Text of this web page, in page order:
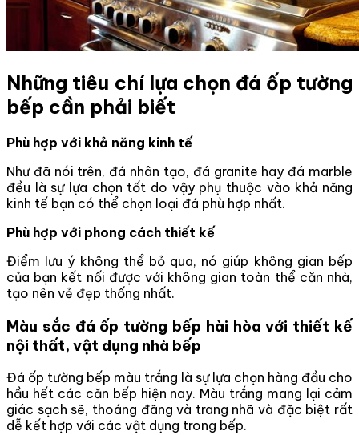
Những tiêu chí lựa chọn đá ốp tường
bếp cần phải biết
Phù hợp với khả năng kinh tế
Như đã nói trên, đá nhân tạo, đá granite hay đá marble
đều là sự lựa chọn tốt do vậy phụ thuộc vào khả năng
kinh tế bạn có thể chọn loại đá phù hợp nhất.
Phù hợp với phong cách thiết kế
Điểm lưu ý không thể bỏ qua, nó giúp không gian bếp
của bạn kết nối được với không gian toàn thể căn nhà,
tạo nên vẻ đẹp thống nhất.
Màu sắc đá ốp tường bếp hài hòa với thiết kế
nội thất, vật dụng nhà bếp
Đá ốp tường bếp màu trắng là sự lựa chọn hàng đầu cho
hầu hết các căn bếp hiện nay. Màu trắng mang lại cảm
giác sạch sẽ, thoáng đãng và trang nhã và đặc biệt rất
dễ kết hợp với các vật dụng trong bếp.